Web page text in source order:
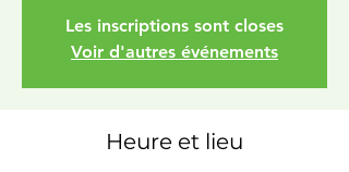
Les inscriptions sont closes
Voir d'autres événements
Heure et lieu